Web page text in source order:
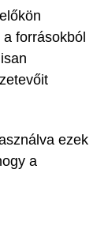
forrásokból
ezek
a